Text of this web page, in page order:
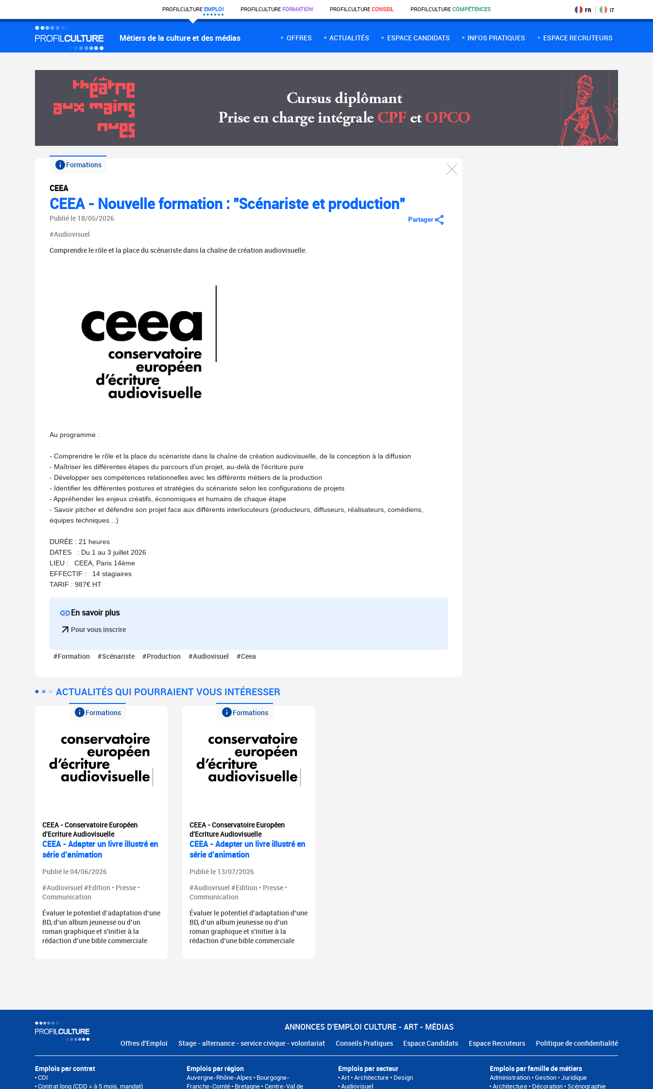
PROFILCULTURE EMPLOI PROFILCULTURE FORMATION PROFILCULTURE CONSEIL PROFILCULTURE COMPÉTENCES FR IT
Métiers de la culture et des médias OFFRES ACTUALITÉS ESPACE CANDIDATS INFOS PRATIQUES ESPACE RECRUTEURS
Formations
CEEA
CEEA - Nouvelle formation : "Scénariste et production"
Publié le 18/05/2026
#Audiovisuel
Partager
Comprendre le rôle et la place du scénariste dans la chaîne de création audiovisuelle.
Au programme :
- Comprendre le rôle et la place du scénariste dans la chaîne de création audiovisuelle, de la conception à la diffusion
- Maîtriser les différentes étapes du parcours d'un projet, au-delà de l'écriture pure
- Développer ses compétences relationnelles avec les différents métiers de la production
- Identifier les différentes postures et stratégies du scénariste selon les configurations de projets
- Appréhender les enjeux créatifs, économiques et humains de chaque étape
- Savoir pitcher et défendre son projet face aux différents interlocuteurs (producteurs, diffuseurs, réalisateurs, comédiens,
équipes techniques…)
DURÉE : 21 heures
DATES : Du 1 au 3 juillet 2026
LIEU : CEEA, Paris 14ème
EFFECTIF : 14 stagiaires
TARIF : 987€ HT
En savoir plus
Pour vous inscrire
#Formation #Scénariste #Production #Audiovisuel #Ceea
ACTUALITÉS QUI POURRAIENT VOUS INTÉRESSER
Formations
CEEA - Conservatoire Européen
d'Ecriture Audiovisuelle
CEEA - Adapter un livre illustré en
série d’animation
Publié le 04/06/2026
#Audiovisuel #Edition • Presse •
Communication
Évaluer le potentiel d’adaptation d’une
BD, d’un album jeunesse ou d’un
roman graphique et s'initier à la
rédaction d’une bible commerciale
Formations
CEEA - Conservatoire Européen
d'Ecriture Audiovisuelle
CEEA - Adapter un livre illustré en
série d’animation
Publié le 13/07/2026
#Audiovisuel #Edition • Presse •
Communication
Évaluer le potentiel d’adaptation d’une
BD, d’un album jeunesse ou d’un
roman graphique et s'initier à la
rédaction d’une bible commerciale
ANNONCES D'EMPLOI CULTURE - ART - MÉDIAS
Offres d'Emploi Stage - alternance - service civique - volontariat Conseils Pratiques Espace Candidats Espace Recruteurs Politique de confidentialité
Emplois par contrat
CDI
Contrat long (CDD > à 5 mois, mandat)
Emplois par région
Auvergne-Rhône-Alpes
Bourgogne-
Franche-Comté Bretagne Centre-Val de
Emplois par secteur
Art • Architecture • Design
Audiovisuel
Emplois par famille de métiers
Administration • Gestion • Juridique
Architecture • Décoration • Scénographie